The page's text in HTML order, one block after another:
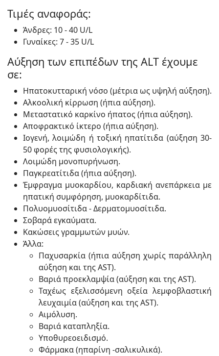
Τιμές αναφοράς:
Άνδρες: 10 - 40 U/L
Γυναίκες: 7 - 35 U/L
Αύξηση των επιπέδων της ALT έχουμε
σε:
Ηπατοκυτταρική νόσο (μέτρια ως υψηλή αύξηση).
Αλκοολική κίρρωση (ήπια αύξηση).
Μεταστατικό καρκίνο ήπατος (ήπια αύξηση).
Αποφρακτικό ίκτερο (ήπια αύξηση).
Ιογενή, λοιμώδη ή τοξική ηπατίτιδα (αύξηση 30-
50 φορές της φυσιολογικής).
Λοιμώδη μονοπυρήνωση.
Παγκρεατίτιδα (ήπια αύξηση).
Έμφραγμα μυοκαρδίου, καρδιακή ανεπάρκεια με
ηπατική συμφόρηση, μυοκαρδίτιδα.
Πολυομυοσίτιδα - Δερματομυοσίτιδα.
Σοβαρά εγκαύματα.
Κακώσεις γραμμωτών μυών.
Άλλα:
Παχυσαρκία (ήπια αύξηση χωρίς παράλληλη
αύξηση και της AST).
Βαριά προεκλαμψία (αύξηση και της AST).
Ταχέως εξελισσόμενη οξεία λεμφοβλαστική
λευχαιμία (αύξηση και της AST).
Αιμόλυση.
Βαριά καταπληξία.
Υποθυρεοειδισμό.
Φάρμακα (ηπαρίνη -σαλικυλικά).